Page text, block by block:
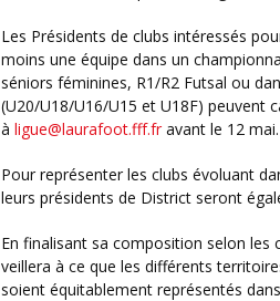
Les Présidents de clubs intéressés pour participer à ce groupe de travail et qui comptent au
moins une équipe dans un
séniors féminines, R1/R2 Futsal ou
(U20/U18/U16/U15 et U18F) peuvent
à ligue@laurafoot.fff.fr avant le 12 mai.
Pour représenter les clubs évoluant dans les championnats de District, il est ici rappelé que
leurs présidents de District seront
En finalisant sa composition selon les candidatures reçues, la Commission des Finances
veillera à ce que les différents
soient équitablement représentés